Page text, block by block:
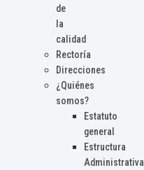
de
la
calidad
Rectoría
Direcciones
¿Quiénes
somos?
Estatuto
general
Estructura
Administrativa